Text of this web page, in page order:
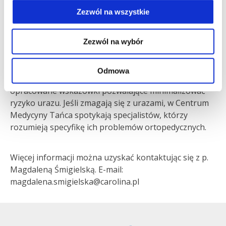
Zezwól na wszystkie
Zezwól na wybór
Odmowa
Wiedza i doświadczenie wypracowane podczas
współpracy z Baletem Narodowym pozwalają nam
rozwijać ofertę medyczną dla szerszych środowisk
tancerzy, w ramach specjalnie dedykowanego im
Centrum Medycyny Tańca. Już dzisiaj amatorscy i
zawodowi tancerze korzystają z pakietu badań
opracowane wskazówki pozwalające minimalizować
ryzyko urazu. Jeśli zmagają się z urazami, w Centrum
Medycyny Tańca spotykają specjalistów, którzy
rozumieją specyfikę ich problemów ortopedycznych.
Więcej informacji można uzyskać kontaktując się z p.
Magdaleną Śmigielską. E-mail:
magdalena.smigielska@carolina.pl